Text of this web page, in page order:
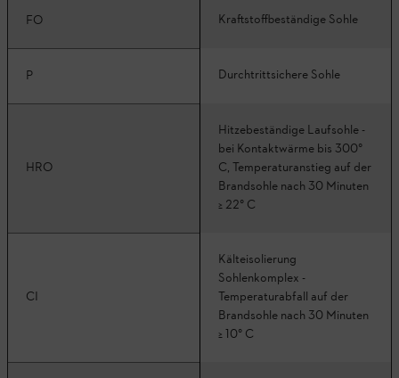
FO Kraftstoffbeständige Sohle
P Durchtrittsichere Sohle
HRO
Hitzebeständige Laufsohle -
bei Kontaktwärme bis 300°
C, Temperaturanstieg auf der
Brandsohle nach 30 Minuten
≥ 22° C
CI
Kälteisolierung
Sohlenkomplex -
Temperaturabfall auf der
Brandsohle nach 30 Minuten
≥ 10° C